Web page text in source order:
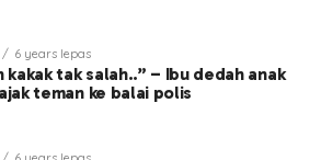
6 years lepas
kakak tak salah..” – Ibu dedah anak
teman ke balai polis